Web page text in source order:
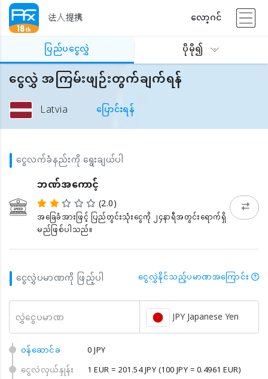
法人提携
လော့ဂင်
ပြည်ပငွေလွှဲ
ပိုမို၍
ငွေလွှဲ အကြမ်းဖျဉ်းတွက်ချက်ရန်
Latvia ပြောင်းရန်
ငွေလက်ခံနည်းကို ရွေးချယ်ပါ
ဘဏ်အကောင့်
(2.0)
အခြေခံအားဖြင့် ပြည်တွင်းသုံးငွေကို ၂၄နာရီအတွင်းရောက်ရှိ
မည်ဖြစ်ပါသည်။
ငွေလွှဲပမာဏကို ဖြည့်ပါ ငွေလွှဲနိုင်သည့်ပမာဏအကြောင်း
လွှဲငွေပမာဏ JPY Japanese Yen
၀န်ဆောင်ခ
0 JPY
ငွေလဲလှယ်နှုန်း
1 EUR = 201.54 JPY(100 JPY = 0.4961 EUR)